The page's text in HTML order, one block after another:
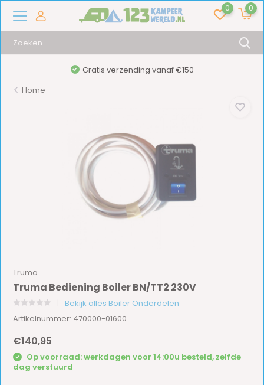
0 0
Snelle klantenservice
Home
Truma
Truma Bediening Boiler BN/TT2 230V
Bekijk alles Boiler Onderdelen
Artikelnummer: 470000-01600
€140,95
Op voorraad: werkdagen voor 14:00u besteld, zelfde
dag verstuurd